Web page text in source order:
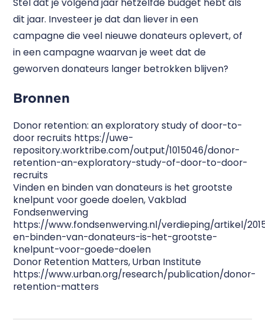
Stel dat je volgend jaar hetzelfde budget hebt als
dit jaar. Investeer je dat dan liever in een
campagne die veel nieuwe donateurs oplevert, of
in een campagne waarvan je weet dat de
geworven donateurs langer betrokken blijven?
Bronnen
Donor retention: an exploratory study of door-to-
door recruits https://uwe-
repository.worktribe.com/output/1015046/donor-
retention-an-exploratory-study-of-door-to-door-
recruits
Vinden en binden van donateurs is het grootste
knelpunt voor goede doelen, Vakblad
Fondsenwerving
https://www.fondsenwerving.nl/verdieping/artikel/
en-binden-van-donateurs-is-het-grootste-
knelpunt-voor-goede-doelen
Donor Retention Matters, Urban Institute
https://www.urban.org/research/publication/donor-
retention-matters